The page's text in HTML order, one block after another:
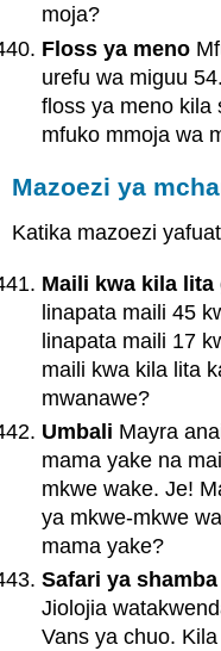
moja?
Floss ya meno
urefu wa miguu
floss ya meno kila
mfuko mmoja wa
Mazoezi ya
Katika mazoezi
Maili kwa kila lita
linapata maili 45
linapata maili 17
maili kwa kila lita
mwanawe?
Umbali Mayra
mama yake na
mkwe wake. Je!
ya mkwe-mkwe
mama yake?
Safari ya shamba
Jiolojia
Vans ya chuo.